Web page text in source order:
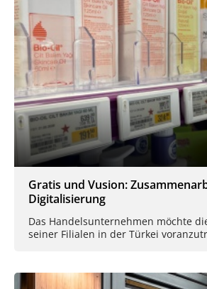
Gratis und Vusion:
Digitalisierung
Das Handelsunternehmen möchte
seiner Filialen in der Türkei